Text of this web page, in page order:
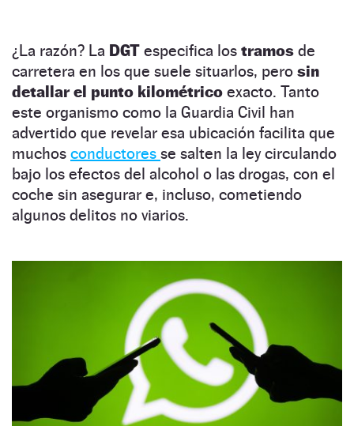
¿La razón? La DGT especifica los tramos de
carretera en los que suele situarlos, pero sin
detallar el punto kilométrico exacto. Tanto
este organismo como la Guardia Civil han
advertido que revelar esa ubicación facilita que
muchos conductores se salten la ley circulando
bajo los efectos del alcohol o las drogas, con el
coche sin asegurar e, incluso, cometiendo
algunos delitos no viarios.